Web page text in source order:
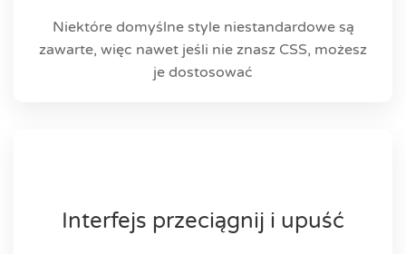
Niektóre domyślne style niestandardowe są
zawarte, więc nawet jeśli nie znasz CSS, możesz
je dostosować
Interfejs przeciągnij i upuść